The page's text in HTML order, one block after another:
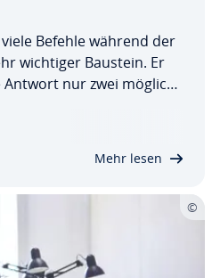
Befehle während der
wichtiger Baustein. Er
nur zwei mögliche
Mehr lesen